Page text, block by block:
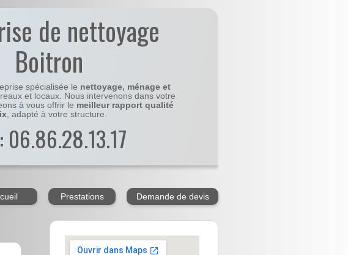
de nettoyage
Boitron
spécialisée le nettoyage, ménage et
et locaux. Nous intervenons dans votre
à vous offrir le meilleur rapport qualité
, adapté à votre structure.
06.86.28.13.17
Prestations Demande de devis